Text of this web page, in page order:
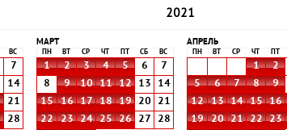
2021
ВС
7
14
21
28
МАРТ
ПН ВТ СР ЧТ СБ ВС
1 2 3 4 5 6
7
8
9 10 11 12 13
14
15
16 17 18 19 20
21
22
23 24 25 26 27
28
АПРЕЛЬ
ПН ВТ СР ЧТ
1 2
5
6 7 8 9
12
13 14 15 16
19
20 21 22 23